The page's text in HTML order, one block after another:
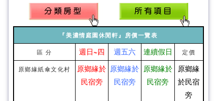
『美濃情庭園休閒軒』房價一覽表
區 分 週日~四 週五六 連續假日 定價
原鄉緣紙傘文化村
原鄉緣於
民宿旁
原鄉緣於
民宿旁
原鄉緣於
民宿旁
原鄉緣
於民宿
旁